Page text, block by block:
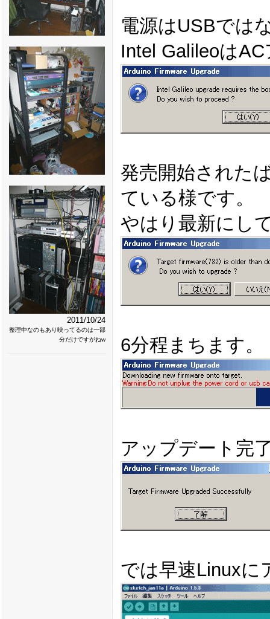
2011/10/24
整理中なのもあり映ってるのは一部
分だけですがねw
電源はUSBでは
Intel Galileoは
発売開始された
ている様です。
やはり最新にし
6分程まちます。
アップデート完
では早速Linuxに